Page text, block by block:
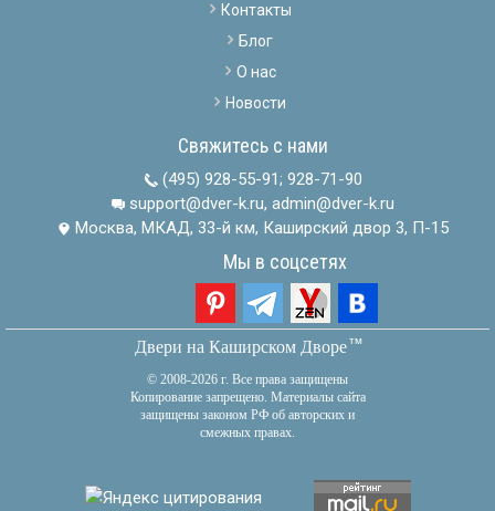
Контакты
Блог
О нас
Новости
Свяжитесь с нами
(495) 928-55-91; 928-71-90
support@dver-k.ru, admin@dver-k.ru
Москва, МКАД, 33-й км, Каширский двор 3, П-15
Мы в соцсетях
Двери на Каширском Дворетм
© 2008-2026 г. Все права защищены
Копирование запрещено. Материалы сайта
защищены законом РФ об авторских и
смежных правах.